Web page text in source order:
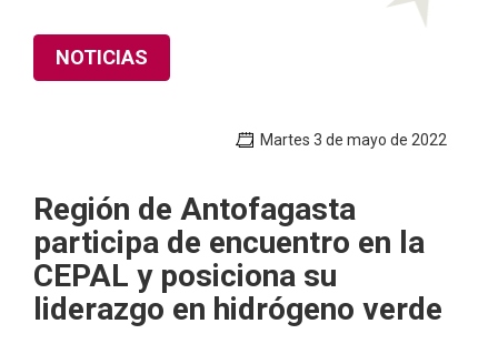
NOTICIAS
Martes 3 de mayo de 2022
Región de Antofagasta
participa de encuentro en la
CEPAL y posiciona su
liderazgo en hidrógeno verde